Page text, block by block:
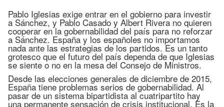
Pablo Iglesias exige entrar en el gobierno para investir
a Sánchez, y Pablo Casado y Albert Rivera no quieren
cooperar en la gobernabilidad del país para no reforzar
a Sánchez. España y los españoles no importamos
nada ante las estrategias de los partidos. Es un tanto
grotesco que el futuro del país dependa de que Iglesias
se siente o no en la mesa del Consejo de Ministros.
Desde las elecciones generales de diciembre de 2015,
España tiene problemas serios de gobernabilidad. Al
pasar de un sistema bipartidista al cuatripartito hay
una permanente sensación de crisis institucional. Es la